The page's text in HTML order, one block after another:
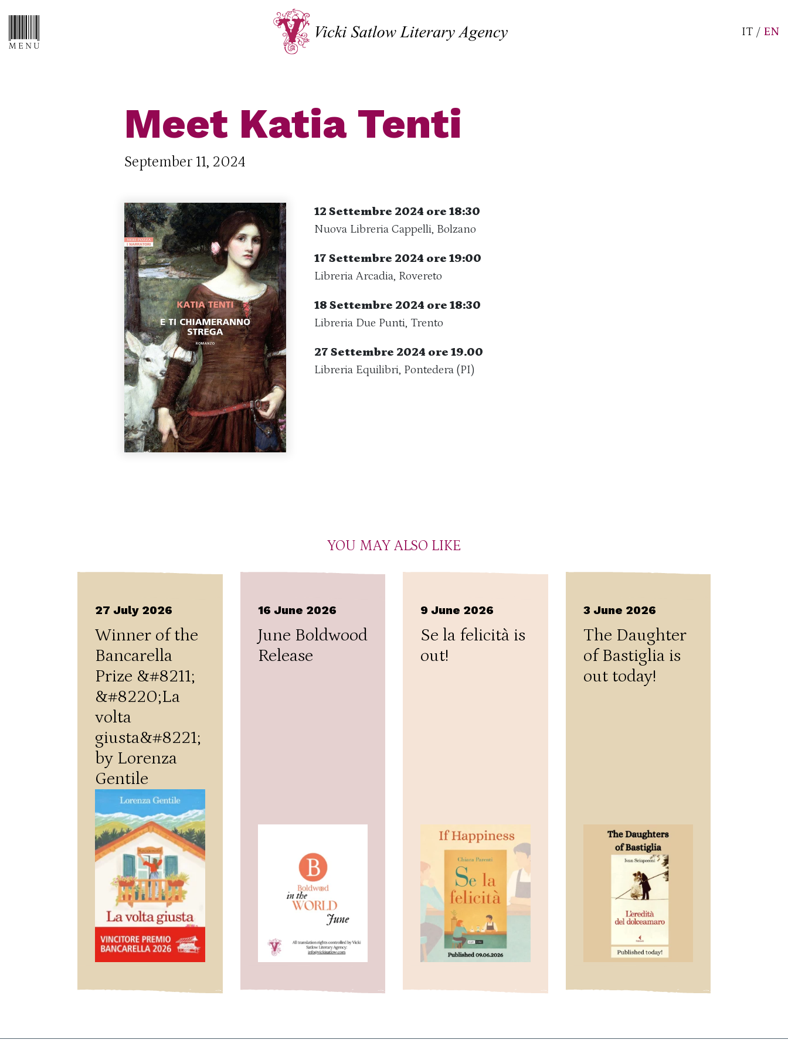
IT / EN
Meet Katia Tenti
September 11, 2024
12 Settembre 2024 ore 18:30
Nuova Libreria Cappelli, Bolzano
17 Settembre 2024 ore 19:00
Libreria Arcadia, Rovereto
18 Settembre 2024 ore 18:30
Libreria Due Punti, Trento
27 Settembre 2024 ore 19.00
Libreria Equilibri, Pontedera (PI)
YOU MAY ALSO LIKE
27 July 2026
Winner of the
Bancarella
Prize &#8211;
&#8220;La
volta
giusta&#8221;
by Lorenza
Gentile
16 June 2026
June Boldwood
Release
9 June 2026
Se la felicità is
out!
3 June 2026
The Daughter
of Bastiglia is
out today!